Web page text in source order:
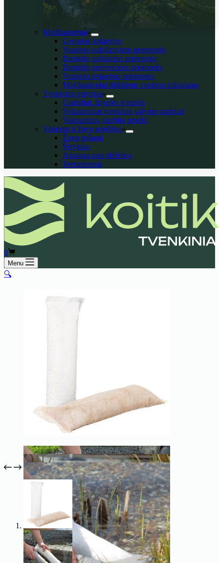
Medikamentai
Gerosios bakterijos
Vandens stabilizavimo priemonės
Dumblių naikinimo priemonės
Dumblių prevencinės priemonės
Vandens testavimo priemonės
Medikamentai dideliems vandens telkiniams
Tvenkinių valymas
Graibžtai, žnyplės ir replės
Vakuuminiai tvenkinio valymo siurbliai
Vakuuminių siurblių priedai
Vandens ir žuvų priežiūra
Žuvų pašarai
Šėryklos
Apsauga nuo plėšrūnų
Termometrai
Shopping
cart
0
Menu
🔍